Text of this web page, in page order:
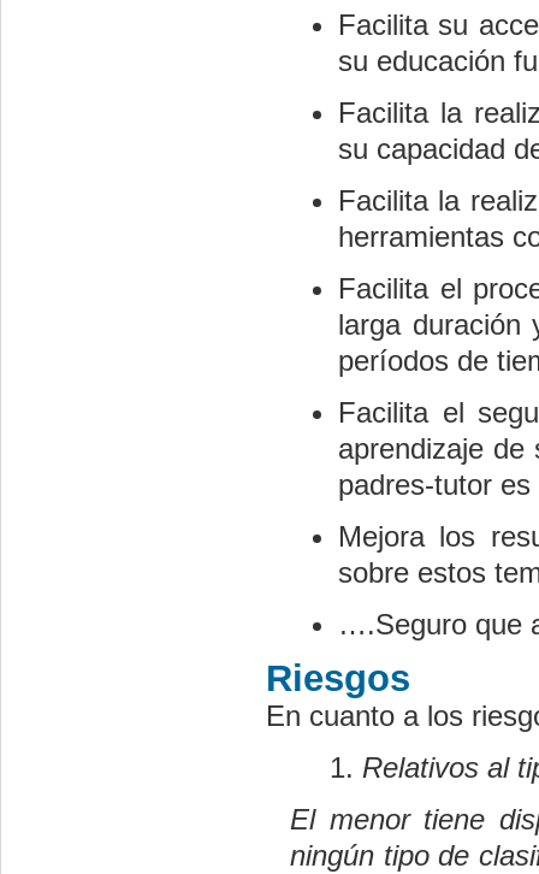
Facilita su
su educación
Facilita la
su capacidad
Facilita la
herramientas
Facilita el
larga duración
períodos de
Facilita el
aprendizaje de
padres-tutor
Mejora los
sobre estos
….Seguro que
Riesgos
En cuanto a los
Relativos al
El menor tiene
ningún tipo de